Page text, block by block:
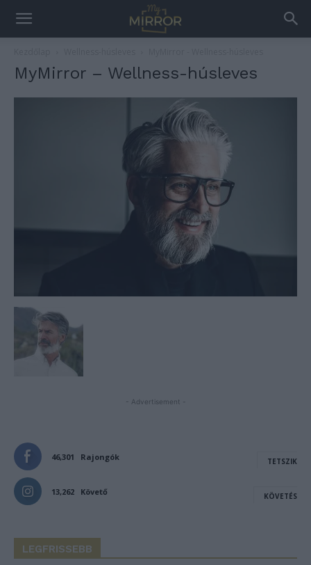
MyMirror – Wellness-húsleves
- Advertisement -
46,301 Rajongók TETSZIK
13,262 Követő KÖVETÉS
LEGFRISSEBB